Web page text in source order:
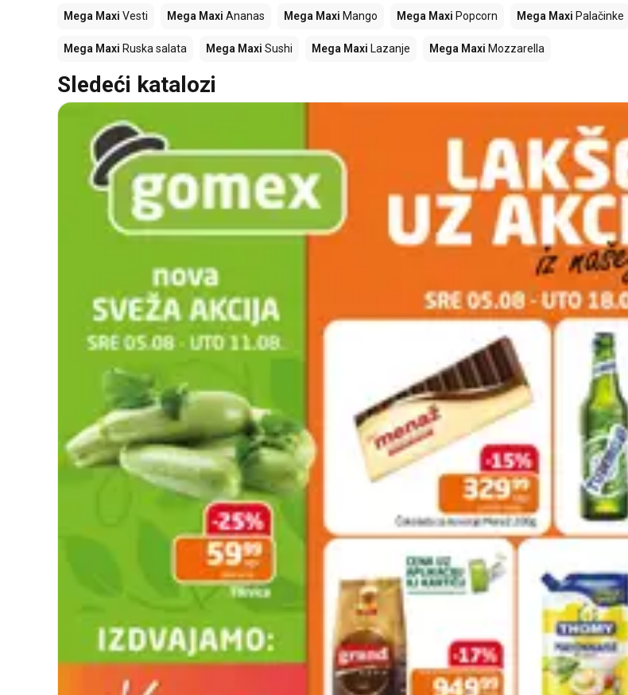
Mega Maxi Vesti Mega Maxi Ananas Mega Maxi Mango Mega Maxi Popcorn Mega Maxi Palačinke
Mega Maxi Ruska salata Mega Maxi Sushi Mega Maxi Lazanje Mega Maxi Mozzarella
Sledeći katalozi